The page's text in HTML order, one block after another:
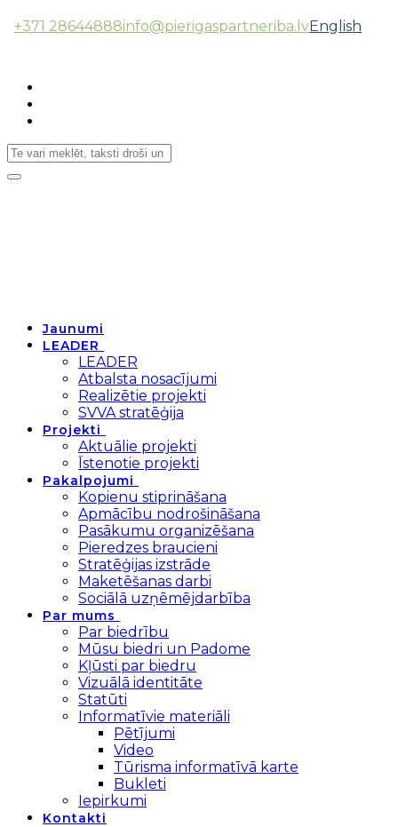
+371 28644888info@pierigaspartneriba.lvEnglish
Toggle
Jaunumi
LEADER
LEADER
Atbalsta nosacījumi
Realizētie projekti
SVVA stratēģija
Projekti
Aktuālie projekti
Īstenotie projekti
Pakalpojumi
Kopienu stiprināšana
Apmācību nodrošināšana
Pasākumu organizēšana
Pieredzes braucieni
Stratēģijas izstrāde
Maketēšanas darbi
Sociālā uzņēmējdarbība
Par mums
Par biedrību
Mūsu biedri un Padome
Kļūsti par biedru
Vizuālā identitāte
Statūti
Informatīvie materiāli
Pētījumi
Video
Tūrisma informatīvā karte
Bukleti
Iepirkumi
Kontakti